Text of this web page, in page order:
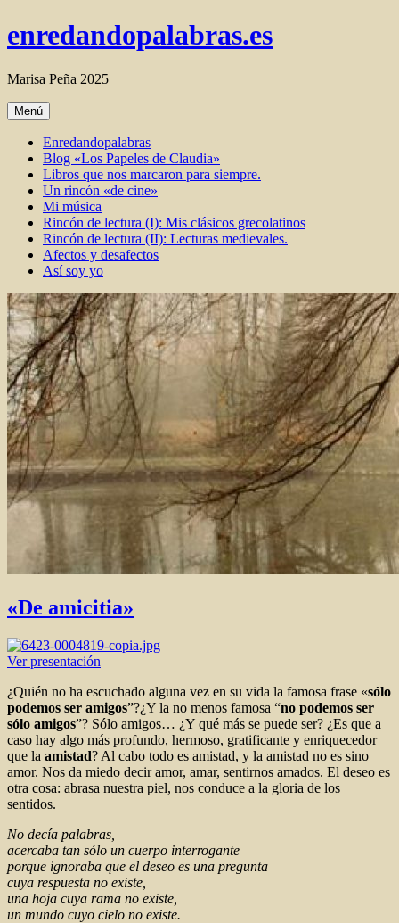
al
enredandopalabras.es
Marisa Peña 2025
Menú
Enredandopalabras
Blog «Los Papeles de Claudia»
Libros que nos marcaron para siempre.
Un rincón «de cine»
Mi música
Rincón de lectura (I): Mis clásicos grecolatinos
Rincón de lectura (II): Lecturas medievales.
Afectos y desafectos
Así soy yo
«De amicitia»
Ver presentación
¿Quién no ha escuchado alguna vez en su vida la famosa frase «sólo
podemos ser amigos”?¿Y la no menos famosa “no podemos ser
sólo amigos”? Sólo amigos… ¿Y qué más se puede ser? ¿Es que a
caso hay algo más profundo, hermoso, gratificante y enriquecedor
que la amistad? Al cabo todo es amistad, y la amistad no es sino
amor. Nos da miedo decir amor, amar, sentirnos amados. El deseo es
otra cosa: abrasa nuestra piel, nos conduce a la gloria de los
sentidos.
No decía palabras,
acercaba tan sólo un cuerpo interrogante
porque ignoraba que el deseo es una pregunta
cuya respuesta no existe,
una hoja cuya rama no existe,
un mundo cuyo cielo no existe.